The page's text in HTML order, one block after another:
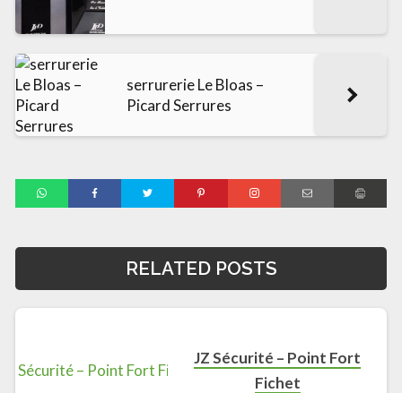
serrurerie Le Bloas –
Picard Serrures
RELATED POSTS
JZ Sécurité – Point Fort
Fichet